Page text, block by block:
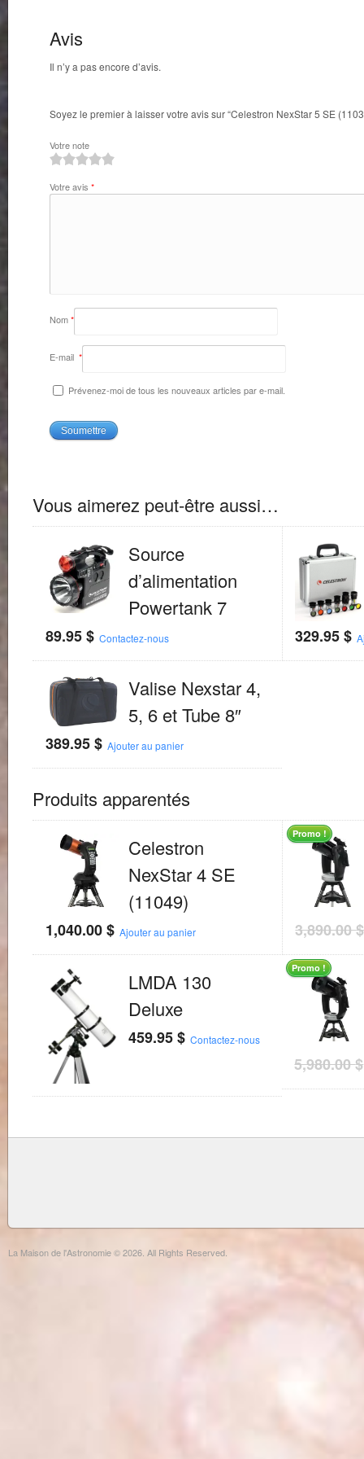
Avis
Il n’y a pas encore d’avis.
Soyez le premier à laisser votre avis sur “Celestron NexStar 5 SE
Votre note
Votre avis *
Nom*
E-mail *
Prévenez-moi de tous les nouveaux articles par e-mail.
Vous aimerez peut-être aussi…
Source
d’alimentation
Powertank 7
89.95$ Contactez-nous 329.95$
Valise Nexstar 4,
5, 6 et Tube 8″
389.95$ Ajouter au panier
Produits apparentés
Celestron
NexStar 4 SE
(11049)
1,040.00$ Ajouter au panier
Promo !
3,890.00$
LMDA 130
Deluxe
459.95$ Contactez-nous
Promo !
5,980.00$
La Maison de l'Astronomie © 2026. All Rights Reserved.